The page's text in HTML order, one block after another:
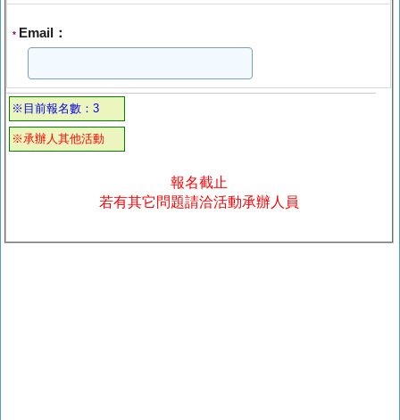
* Email：
※目前報名數：3
※承辦人其他活動
報名截止
若有其它問題請洽活動承辦人員